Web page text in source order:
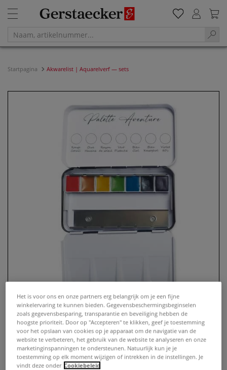
Startpagina Akwarelist | Aquarelverf — sets
Akwarelist | Aquarelverf — sets
0 Beoordeling
Het is voor ons en onze partners erg belangrijk om je een fijne
winkelervaring te kunnen bieden. Gegevensbeschermingsbeginselen
zoals gegevensbesparing, transparantie en beveiliging hebben de
hoogste prioriteit. Door op "Accepteren" te klikken, geef je toestemming
voor het opslaan van cookies op je apparaat om de navigatie van de
website te verbeteren, het gebruik van de website te analyseren en onze
marketinginspanningen te ondersteunen. Natuurlijk kun je je
toestemming op elk moment wijzigen of intrekken in de instellingen. Je
vindt deze onder Cookiebeleid